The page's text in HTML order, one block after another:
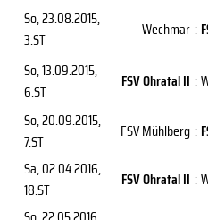
So, 23.08.2015,
3.ST
Wechmar :
So, 13.09.2015,
6.ST
FSV Ohratal II :
So, 20.09.2015,
7.ST
FSV Mühlberg :
Sa, 02.04.2016,
18.ST
FSV Ohratal II :